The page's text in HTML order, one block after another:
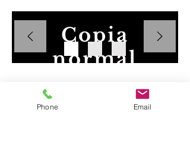
Copia
normal
Condado de Cherokee, Georgia "Donde el
metro se encuentra con las montañas" | ©
Junta de Comisionados del Condado de
Phone Email